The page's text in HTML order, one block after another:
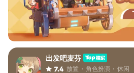
出发吧麦芬
7.4 放置 角色扮演
休闲